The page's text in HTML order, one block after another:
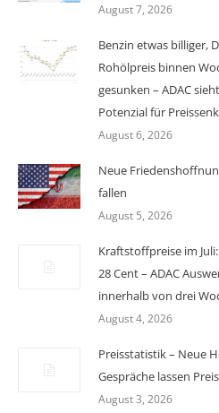
August 7, 2026
Benzin etwas billiger,
Rohölpreis binnen
gesunken – ADAC
Potenzial für
August 6, 2026
Neue
fallen
August 5, 2026
Kraftstoffpreise im
28 Cent – ADAC
innerhalb von drei
August 4, 2026
Preisstatistik – Neue
Gespräche lassen
August 3, 2026